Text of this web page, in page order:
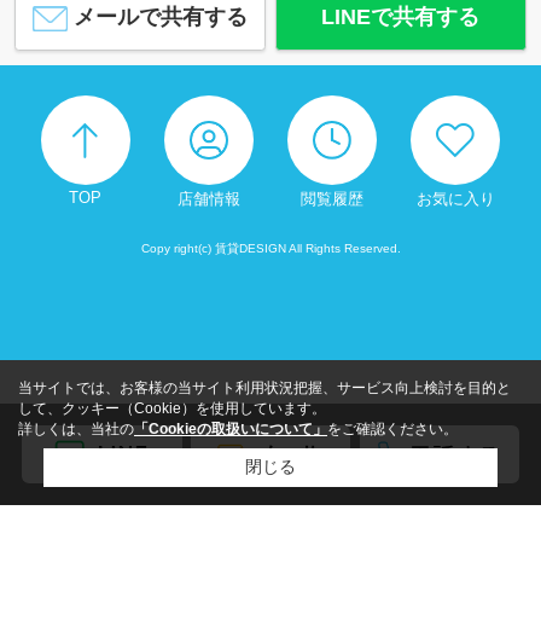
メールで共有する LINEで共有する
TOP 店舗情報 閲覧履歴 お気に入り
Copy right(c) 賃貸DESIGN All Rights Reserved.
当サイトでは、お客様の当サイト利用状況把握、サービス向上検討を目的と
して、クッキー（Cookie）を使用しています。
詳しくは、当社の 「Cookieの取扱いについて」 をご確認ください。
閉じる